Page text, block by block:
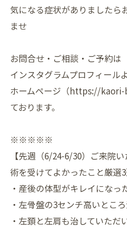
気になる症状がありましたら
ませ
お問合せ・ご相談・ご予約は
インスタグラムプロフィール
ホームページ（https://
ております。
※※※※※
【先週（6/24-6/30）ご来院
術を受けてよかったこと厳選3
・産後の体型がキレイになっ
・左骨盤の3センチ高いとこ
・左頚と左肩も治していただ